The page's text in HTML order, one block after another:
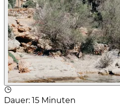
Dauer: 15 Minuten